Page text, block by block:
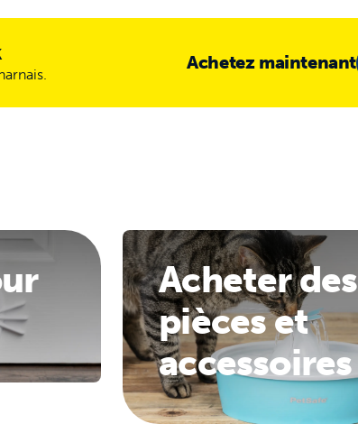
Achetez maintenant
Acheter des
pièces et
accessoires